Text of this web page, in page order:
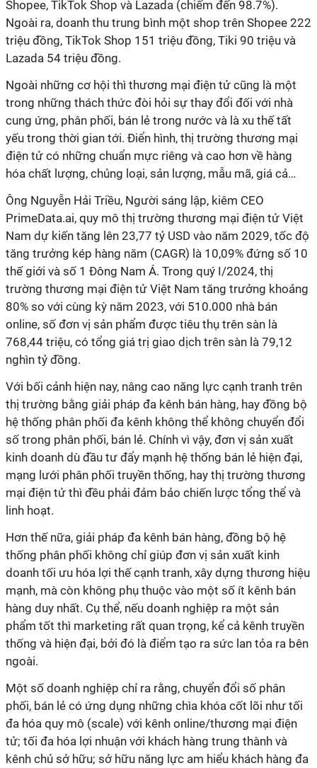
Shopee, TikTok Shop và Lazada (chiếm đến 98.7%).
Ngoài ra, doanh thu trung bình một shop trên Shopee 222
triệu đồng, TikTok Shop 151 triệu đồng, Tiki 90 triệu và
Lazada 54 triệu đồng.
Ngoài những cơ hội thì thương mại điện tử cũng là một
trong những thách thức đòi hỏi sự thay đổi đối với nhà
cung ứng, phân phối, bán lẻ trong nước và là xu thế tất
yếu trong thời gian tới. Điển hình, thị trường thương mại
điện tử có những chuẩn mực riêng và cao hơn về hàng
hóa chất lượng, chủng loại, sản lượng, mẫu mã, giá cả…
Ông Nguyễn Hải Triều, Người sáng lập, kiêm CEO
PrimeData.ai, quy mô thị trường thương mại điện tử Việt
Nam dự kiến tăng lên 23,77 tỷ USD vào năm 2029, tốc độ
tăng trưởng kép hàng năm (CAGR) là 10,09% đứng số 10
thế giới và số 1 Đông Nam Á. Trong quý I/2024, thị
trường thương mại điện tử Việt Nam tăng trưởng khoảng
80% so với cùng kỳ năm 2023, với 510.000 nhà bán
online, số đơn vị sản phẩm được tiêu thụ trên sàn là
768,44 triệu, có tổng giá trị giao dịch trên sàn là 79,12
nghìn tỷ đồng.
Với bối cảnh hiện nay, nâng cao năng lực cạnh tranh trên
thị trường bằng giải pháp đa kênh bán hàng, hay đồng bộ
hệ thống phân phối đa kênh không thể không chuyển đổi
số trong phân phối, bán lẻ. Chính vì vậy, đơn vị sản xuất
kinh doanh dù đầu tư đẩy mạnh hệ thống bán lẻ hiện đại,
mạng lưới phân phối truyền thống, hay thị trường thương
mại điện tử thì đều phải đảm bảo chiến lược tổng thể và
linh hoạt.
Hơn thế nữa, giải pháp đa kênh bán hàng, đồng bộ hệ
thống phân phối không chỉ giúp đơn vị sản xuất kinh
doanh tối ưu hóa lợi thế cạnh tranh, xây dựng thương hiệu
mạnh, mà còn không phụ thuộc vào một số ít kênh bán
hàng duy nhất. Cụ thể, nếu doanh nghiệp ra một sản
phẩm tốt thì marketing rất quan trọng, kể cả kênh truyền
thống và hiện đại, bởi đó là điểm tạo ra sức lan tỏa ra bên
ngoài.
Một số doanh nghiệp chỉ ra rằng, chuyển đổi số phân
phối, bán lẻ có ứng dụng những chìa khóa cốt lõi như tối
đa hóa quy mô (scale) với kênh online/thương mại điện
tử; tối đa hóa lợi nhuận với khách hàng trung thành và
kênh chủ sở hữu; sở hữu năng lực am hiểu khách hàng đa